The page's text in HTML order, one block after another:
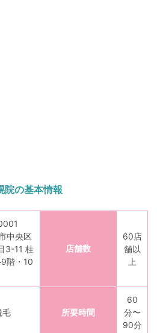
院の基本情報
中央区
3-11 桂
階・10
店舗数
60店
舗以
上
毛 所要時間
60
分〜
90分